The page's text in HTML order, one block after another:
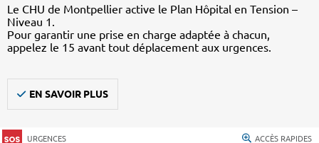
Le CHU de Montpellier active le Plan Hôpital en Tension –
Niveau 1.
Pour garantir une prise en charge adaptée à chacun,
appelez le 15 avant tout déplacement aux urgences.
EN SAVOIR PLUS
URGENCES ACCÈS RAPIDES